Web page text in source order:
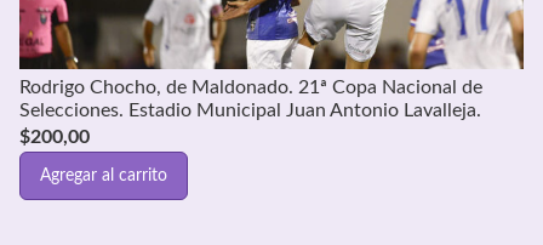
Rodrigo Chocho, de Maldonado. 21ª Copa Nacional de
Selecciones. Estadio Municipal Juan Antonio Lavalleja.
$200,00
Agregar al carrito